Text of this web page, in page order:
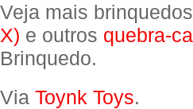
Veja mais
X) e outros quebra-
Brinquedo.
Via Toynk Toys.